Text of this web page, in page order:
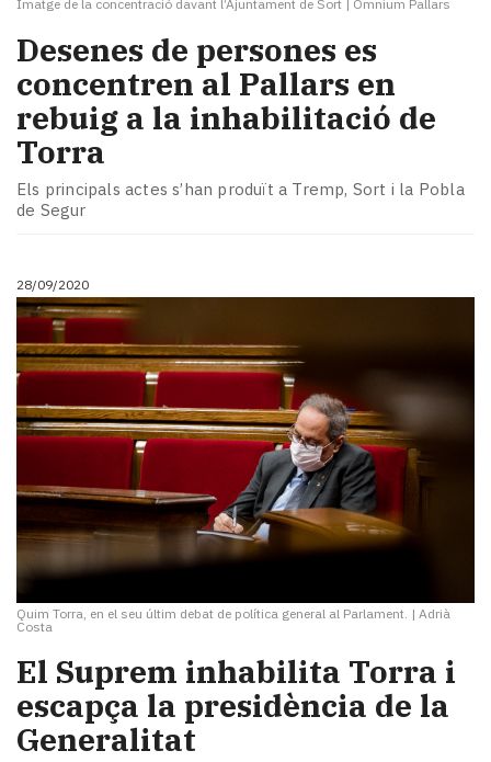
Imatge de la concentració davant l’Ajuntament de Sort Òmnium Pallars
Desenes de persones es
concentren al Pallars en
rebuig a la inhabilitació de
Torra
Els principals actes s’han produït a Tremp, Sort i la Pobla
de Segur
28/09/2020
Quim Torra, en el seu últim debat de política general al Parlament. | Adrià
Costa
El Suprem inhabilita Torra i
escapça la presidència de la
Generalitat